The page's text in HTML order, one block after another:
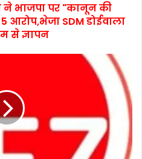
ने भाजपा पर "कानून की
आरोप,भेजा SDM डोईवाला
से ज्ञापन